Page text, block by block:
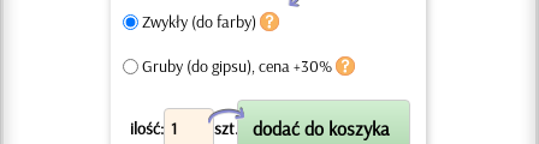
Zwykły (do farby)
Gruby (do gipsu), cena +30%
ilość: szt.
X